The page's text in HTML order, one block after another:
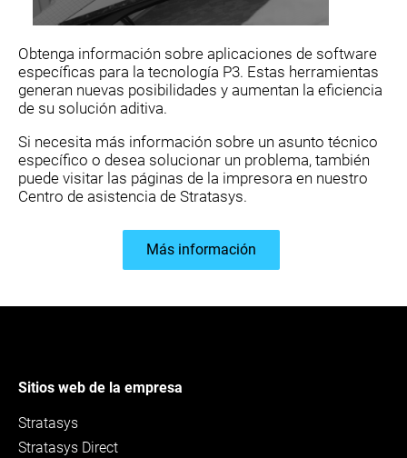
Obtenga información sobre aplicaciones de software
específicas para la tecnología P3. Estas herramientas
generan nuevas posibilidades y aumentan la eficiencia
de su solución aditiva.
Si necesita más información sobre un asunto técnico
específico o desea solucionar un problema, también
puede visitar las páginas de la impresora en nuestro
Centro de asistencia de Stratasys.
Más información
Sitios web de la empresa
Stratasys
Stratasys Direct